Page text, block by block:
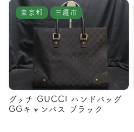
東京都 三鷹市
グッチ GUCCI ハンドバッグ
GGキャンバス ブラック